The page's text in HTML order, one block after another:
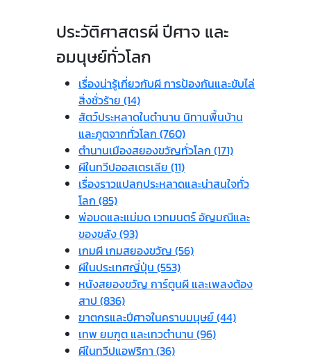
ประวัติศาสตรผี ปีศาจ และ
อมนุษย์ทั่วโลก
เรื่องน่ารู้เกี่ยวกับผี การป้องกันและขับไล่
สิ่งชั่วร้าย (14)
สัตว์ประหลาดในตำนาน นิทานพื้นบ้าน
และภูตจากทั่วโลก (760)
ตำนานเมืองสยองขวัญทั่วโลก (171)
ผีในทวีปออสเตรเลีย (11)
เรื่องราวแปลกประหลาดและน่าสนใจทั่ว
โลก (85)
พ่อมดและแม่มด เวทมนตร์ อัญมณีและ
ของขลัง (93)
เกมผี เกมสยองขวัญ (56)
ผีในประเทศญี่ปุ่น (553)
หนังสยองขวัญ การ์ตูนผี และเพลงต้อง
สาป (836)
ฆาตกรและปีศาจในคราบมนุษย์ (44)
เทพ ยมฑูต และเทวตำนาน (96)
ผีในทวีปแอฟริกา (36)